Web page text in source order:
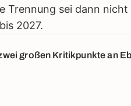
Trennung sei dann nicht
2027.
großen Kritikpunkte an